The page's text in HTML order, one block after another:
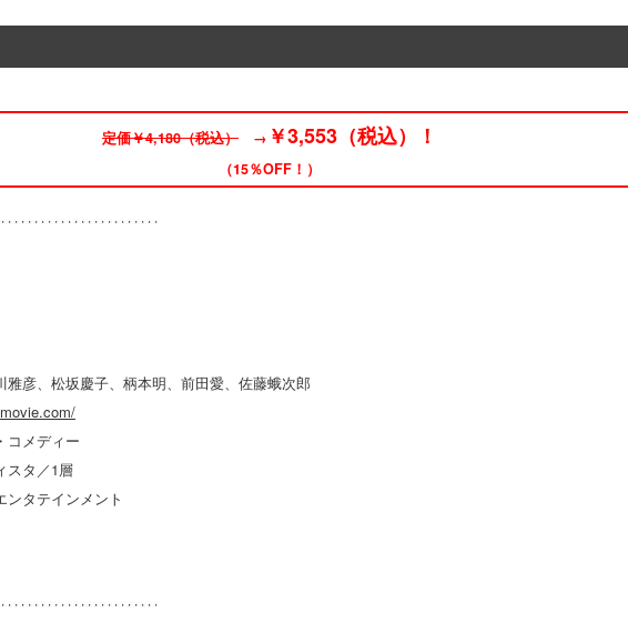
定価￥4,180（税込） → ￥3,553（税込）！
（15％OFF！）
坂慶子、柄本明、前田愛、佐藤蛾次郎
メディー
タ／1層
テインメント